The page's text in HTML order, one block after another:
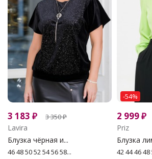
3 183 ₽ 3 350₽
Lavira
Блузка чёрная и...
46 48 50 52 54 56 58...
-54%
2 999₽
Priz
Блузка
42 44 46 48